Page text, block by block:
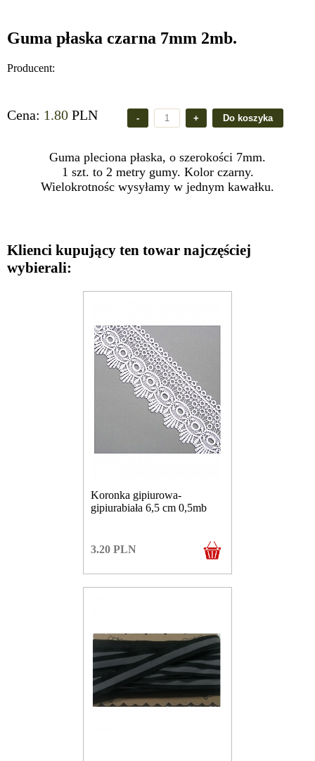
Guma płaska czarna 7mm 2mb.
Producent:
Cena: 1.80 PLN
Guma pleciona płaska, o szerokości 7mm.
1 szt. to 2 metry gumy. Kolor czarny.
Wielokrotnośc wysyłamy w jednym kawałku.
Klienci kupujący ten towar najczęściej
wybierali:
Koronka gipiurowa-
gipiurabiała 6,5 cm 0,5mb
3.20 PLN